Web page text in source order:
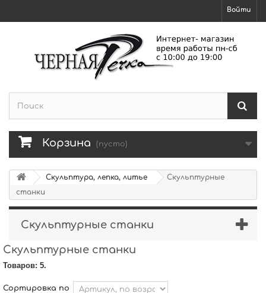
Войти
Корзина (пусто)
Скульптура, лепка, литье
Скульптурные
станки
Скульптурные станки
Скульптурные станки
Товаров: 5.
Сортировка по